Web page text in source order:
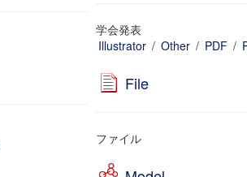
学会発表
Illustrator / Other / PDF /
File
ファイル